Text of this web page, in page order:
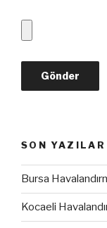
SON YAZILAR
Bursa
Kocaeli